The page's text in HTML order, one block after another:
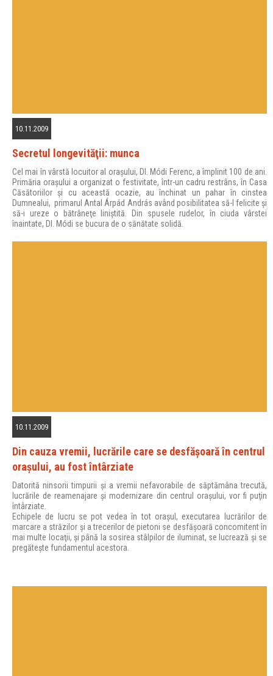
10.11.2009
Secretul longevităţii: munca
Cel mai în vârstă locuitor al oraşului, Dl. Módi Ferenc, a împlinit 100 de ani.
Primăria oraşului a organizat o festivitate, într-un cadru restrâns, în Casa
Căsătoriilor şi cu această ocazie, au închinat un pahar în cinstea
Dumnealui, primarul Antal Árpád András având posibilitatea să-l felicite şi
să-i ureze o bătrâneţe liniştită. Din spusele rudelor, în ciuda vârstei
înaintate, Dl. Módi se bucura de o sănătate solidă.
10.11.2009
Din cauza vremii, lucrările care se desfăşoară în centrul
oraşului, au fost întârziate
Datorită ninsorii timpurii şi a vremii nefavorabile de săptămâna trecută,
lucrările de reamenajare şi modernizare din centrul oraşului, vor fi puţin
întârziate.
Echipele de lucru se pot vedea în tot oraşul, executarea lucrărilor de
marcare a străzilor şi a trecerilor de pietoni se desfăşoară concomitent în
mai multe locaţii, şi până la sosirea stâlpilor de iluminat, se lucrează şi se
pregăteşte fundamentul acestora.